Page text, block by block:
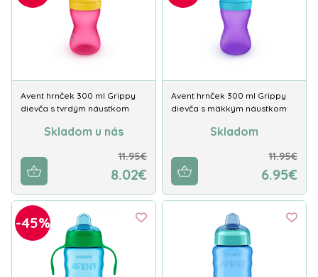
Avent hrnček 300 ml Grippy
dievča s tvrdým náustkom
Skladom u nás
11.95€
8.02€
Avent hrnček 300 ml Grippy
dievča s mäkkým náustkom
Skladom
11.95€
6.95€
-45%